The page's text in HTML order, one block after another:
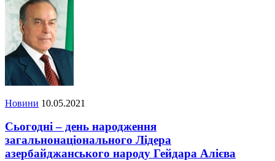
Новини 10.05.2021
Сьогодні – день народження
загальнонаціонального Лідера
азербайджанського народу Гейдара Алієва